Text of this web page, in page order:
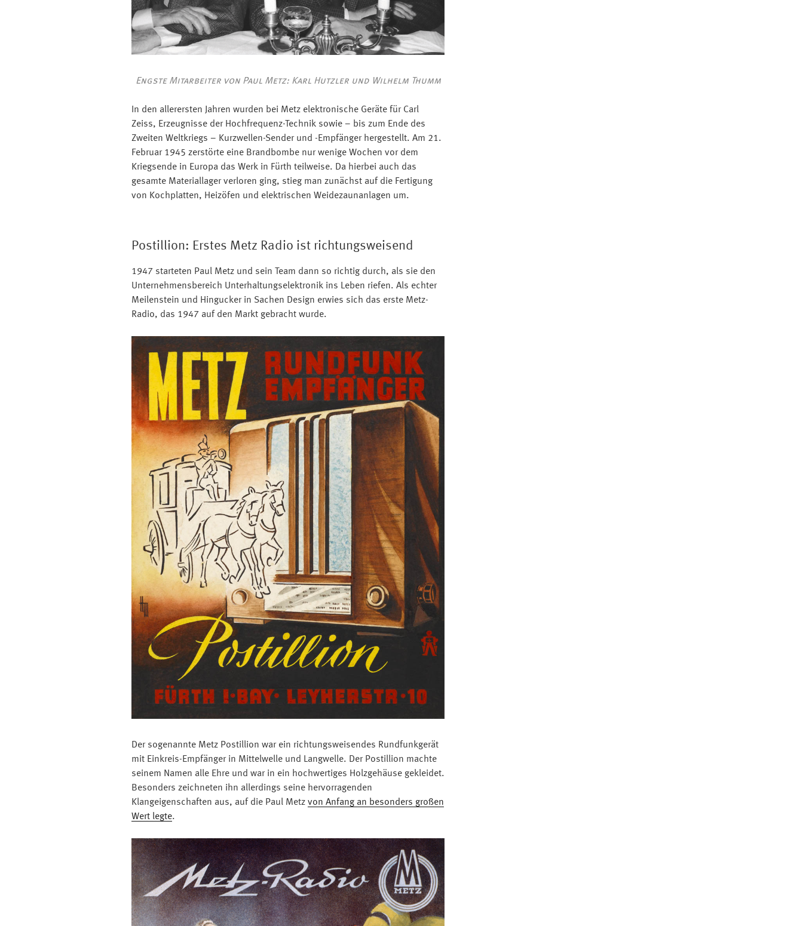
Engste Mitarbeiter von Paul Metz: Karl Hutzler und Wilhelm Thumm
In den allerersten Jahren wurden bei Metz elektronische Geräte für Carl
Zeiss, Erzeugnisse der Hochfrequenz-Technik sowie – bis zum Ende des
Zweiten Weltkriegs – Kurzwellen-Sender und -Empfänger hergestellt. Am 21.
Februar 1945 zerstörte eine Brandbombe nur wenige Wochen vor dem
Kriegsende in Europa das Werk in Fürth teilweise. Da hierbei auch das
gesamte Materiallager verloren ging, stieg man zunächst auf die Fertigung
von Kochplatten, Heizöfen und elektrischen Weidezaunanlagen um.
Postillion: Erstes Metz Radio ist richtungsweisend
1947 starteten Paul Metz und sein Team dann so richtig durch, als sie den
Unternehmensbereich Unterhaltungselektronik ins Leben riefen. Als echter
Meilenstein und Hingucker in Sachen Design erwies sich das erste Metz-
Radio, das 1947 auf den Markt gebracht wurde.
Der sogenannte Metz Postillion war ein richtungsweisendes Rundfunkgerät
mit Einkreis-Empfänger in Mittelwelle und Langwelle. Der Postillion machte
seinem Namen alle Ehre und war in ein hochwertiges Holzgehäuse gekleidet.
Besonders zeichneten ihn allerdings seine hervorragenden
Klangeigenschaften aus, auf die Paul Metz von Anfang an besonders großen
Wert legte.